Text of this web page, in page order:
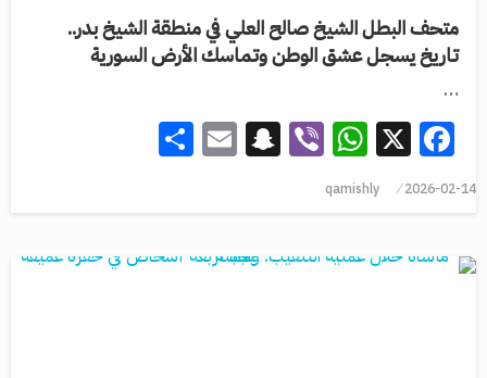
متحف البطل الشيخ صالح العلي في منطقة الشيخ بدر..
‏تاريخ يسجل عشق الوطن وتماسك الأرض السورية
…
Facebook
X
WhatsApp
Viber
Snapchat
Email
2026-02-14
qamishly